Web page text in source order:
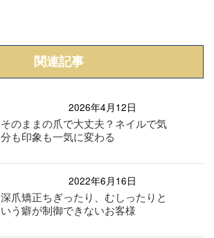
関連記事
2026年4月12日
そのままの爪で大丈夫？ネイルで気
分も印象も一気に変わる
2022年6月16日
深爪矯正ちぎったり、むしったりと
いう癖が制御できないお客様